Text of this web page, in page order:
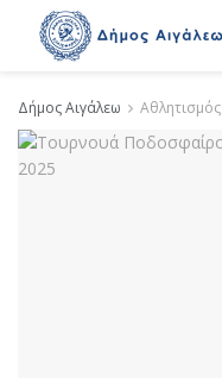
Δήμος Αιγάλεω Αθλητισμός